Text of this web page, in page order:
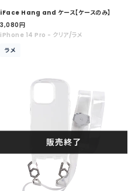
iFace Hang and ケース【ケースのみ】
セ
ー
価
3,080円
iPhone 14 Pro - クリア/ラメ
ラメ
販売終了